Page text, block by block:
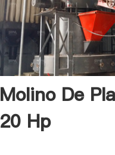
Molino De
20 Hp